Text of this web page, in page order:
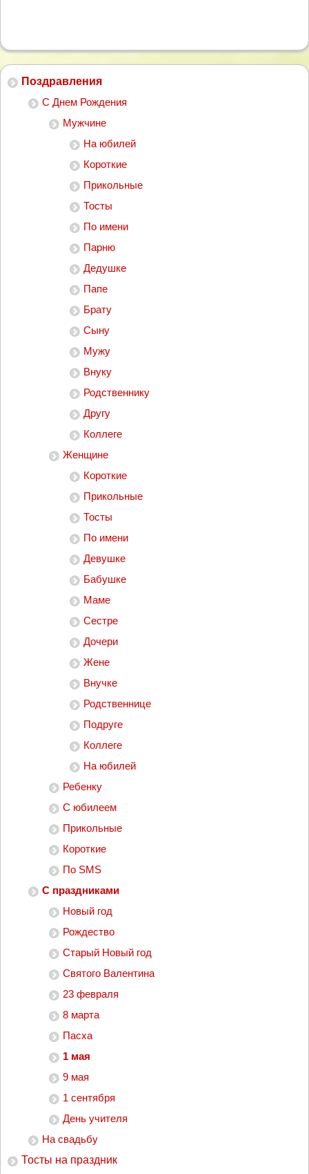
Поздравления
С Днем Рождения
Мужчине
На юбилей
Короткие
Прикольные
Тосты
По имени
Парню
Дедушке
Папе
Брату
Сыну
Мужу
Внуку
Родственнику
Другу
Коллеге
Женщине
Короткие
Прикольные
Тосты
По имени
Девушке
Бабушке
Маме
Сестре
Дочери
Жене
Внучке
Родственнице
Подруге
Коллеге
На юбилей
Ребенку
С юбилеем
Прикольные
Короткие
По SMS
С праздниками
Новый год
Рождество
Старый Новый год
Святого Валентина
23 февраля
8 марта
Пасха
1 мая
9 мая
1 сентября
День учителя
На свадьбу
Тосты на праздник